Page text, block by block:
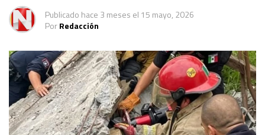
Publicado hace 3 meses el 15 mayo, 2026
PorRedacción